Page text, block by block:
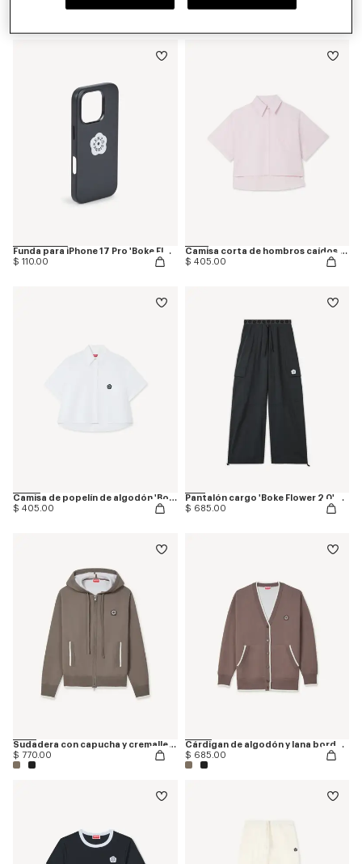
Funda para iPhone 17 Pro 'Boke Flower 2.0'
$ 110.00
Camisa corta de hombros caídos de popelín de algodón 'Boke Flower 2.0'
$ 405.00
Camisa de popelín de algodón 'Boke Flower 2.0'
$ 405.00
Pantalón cargo 'Boke Flower 2.0' de algodón técnico
$ 685.00
Sudadera con capucha y cremallera de lana y algodón bordada 'Boke Flower 2.0'
$ 770.00
Cárdigan de algodón y lana bordado 'Boke Flower 2.0'
$ 685.00